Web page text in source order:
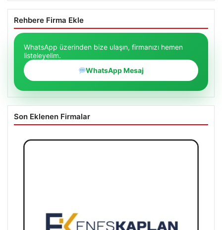
Rehbere Firma Ekle
WhatsApp üzerinden bize ulaşın, firmanızı hemen
listeleyelim.
WhatsApp Mesaj
Son Eklenen Firmalar